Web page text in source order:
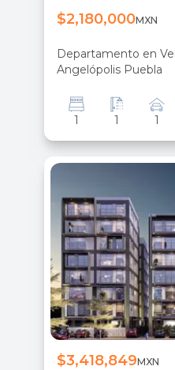
Departamento en
Angelópolis Puebla
$2,180,000MXN
1 1 1
$3,418,849MXN